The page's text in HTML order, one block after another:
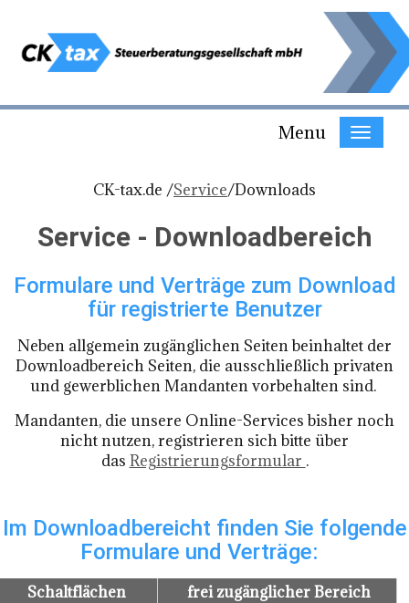
Menu
CK-tax.de /Service/Downloads
Service - Downloadbereich
Formulare und Verträge zum Download
für registrierte Benutzer
Neben allgemein zugänglichen Seiten beinhaltet der
Downloadbereich Seiten, die ausschließlich privaten
und gewerblichen Mandanten vorbehalten sind.
Mandanten, die unsere Online-Services bisher noch
nicht nutzen, registrieren sich bitte über
das Registrierungsformular .
Im Downloadbereicht finden Sie folgende
Formulare und Verträge:
Schaltflächen
frei zugänglicher Bereich